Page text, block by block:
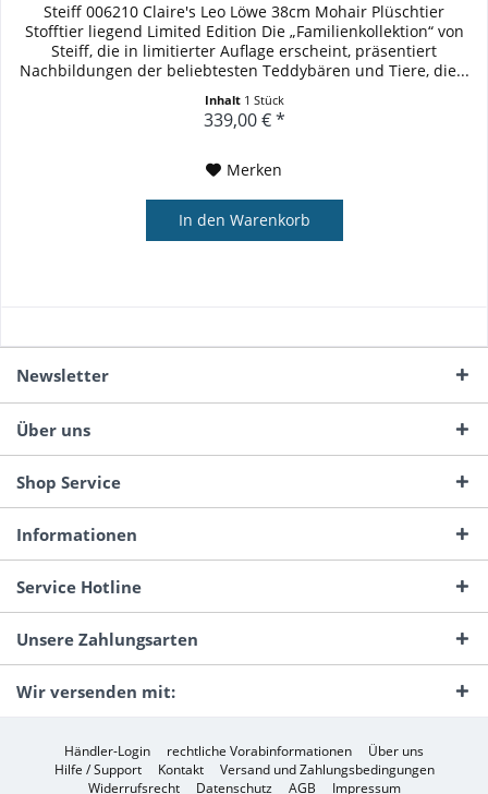
Steiff 006210 Claire's Leo Löwe 38cm Mohair Plüschtier
Stofftier liegend Limited Edition Die „Familienkollektion“ von
Steiff, die in limitierter Auflage erscheint, präsentiert
Nachbildungen der beliebtesten Teddybären und Tiere, die...
Inhalt 1 Stück
339,00 € *
Merken
In den Warenkorb
Newsletter
Über uns
Shop Service
Informationen
Service Hotline
Unsere Zahlungsarten
Wir versenden mit:
Händler-Login rechtliche Vorabinformationen
Über uns
Hilfe / Support
Kontakt
Versand und Zahlungsbedingungen
Widerrufsrecht
Datenschutz AGB Impressum